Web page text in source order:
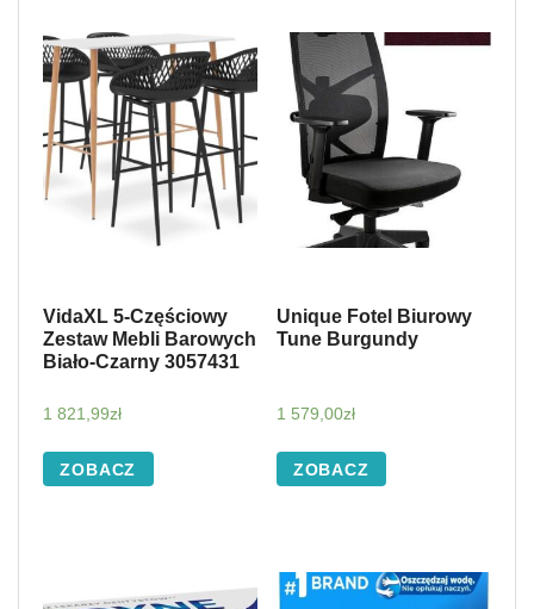
VidaXL 5-Częściowy
Zestaw Mebli Barowych
Biało-Czarny 3057431
1 821,99zł
ZOBACZ
Unique Fotel Biurowy
Tune Burgundy
1 579,00zł
ZOBACZ